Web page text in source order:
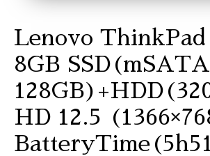
Lenovo
8GB SSD(mSATA
HD 12.5